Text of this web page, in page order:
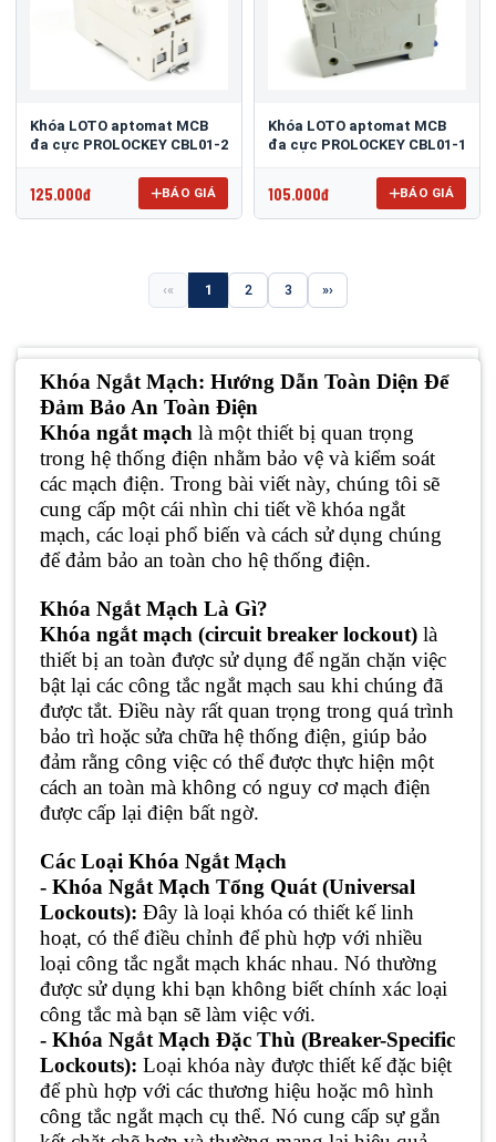
Khóa LOTO aptomat MCB
đa cực PROLOCKEY CBL01-2
125.000đ BÁO GIÁ
Khóa LOTO aptomat MCB
đa cực PROLOCKEY CBL01-1
105.000đ BÁO GIÁ
« 1 2 3 »
Khóa Ngắt Mạch: Hướng Dẫn Toàn Diện Để
Đảm Bảo An Toàn Điện
Khóa ngắt mạch là một thiết bị quan trọng
trong hệ thống điện nhằm bảo vệ và kiểm soát
các mạch điện. Trong bài viết này, chúng tôi sẽ
cung cấp một cái nhìn chi tiết về khóa ngắt
mạch, các loại phổ biến và cách sử dụng chúng
để đảm bảo an toàn cho hệ thống điện.
Khóa Ngắt Mạch Là Gì?
Khóa ngắt mạch (circuit breaker lockout) là
thiết bị an toàn được sử dụng để ngăn chặn việc
bật lại các công tắc ngắt mạch sau khi chúng đã
được tắt. Điều này rất quan trọng trong quá trình
bảo trì hoặc sửa chữa hệ thống điện, giúp bảo
đảm rằng công việc có thể được thực hiện một
cách an toàn mà không có nguy cơ mạch điện
được cấp lại điện bất ngờ.
Các Loại Khóa Ngắt Mạch
- Khóa Ngắt Mạch Tổng Quát (Universal
Lockouts): Đây là loại khóa có thiết kế linh
hoạt, có thể điều chỉnh để phù hợp với nhiều
loại công tắc ngắt mạch khác nhau. Nó thường
được sử dụng khi bạn không biết chính xác loại
công tắc mà bạn sẽ làm việc với.
- Khóa Ngắt Mạch Đặc Thù (Breaker-Specific
Lockouts): Loại khóa này được thiết kế đặc biệt
để phù hợp với các thương hiệu hoặc mô hình
công tắc ngắt mạch cụ thể. Nó cung cấp sự gắn